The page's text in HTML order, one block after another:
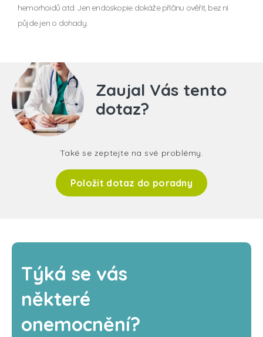
hemorhoidů atd. Jen endoskopie dokáže příčinu ověřit, bez ní
půjde jen o dohady.
Zaujal Vás tento
dotaz?
Také se zeptejte na své problémy.
Položit dotaz do poradny
Týká se vás
některé
onemocnění?